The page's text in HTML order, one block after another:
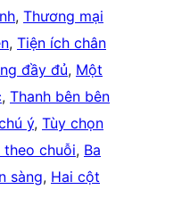
, Thương mại
, Tiện ích chân
đầy đủ, Một
, Thanh bên bên
ý, Tùy chọn
theo chuỗi, Ba
sàng, Hai cột